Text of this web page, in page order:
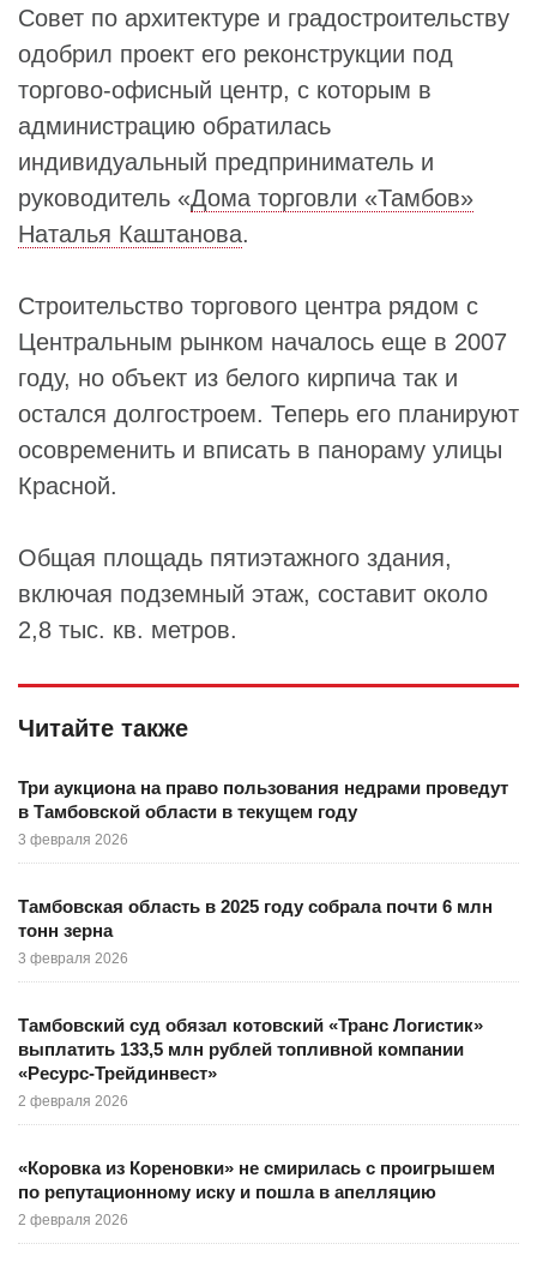
Совет по архитектуре и градостроительству
одобрил проект его реконструкции под
торгово-офисный центр, с которым в
администрацию обратилась
индивидуальный предприниматель и
руководитель «Дома торговли «Тамбов»
Наталья Каштанова.
Строительство торгового центра рядом с
Центральным рынком началось еще в 2007
году, но объект из белого кирпича так и
остался долгостроем. Теперь его планируют
осовременить и вписать в панораму улицы
Красной.
Общая площадь пятиэтажного здания,
включая подземный этаж, составит около
2,8 тыс. кв. метров.
Читайте также
Три аукциона на право пользования недрами проведут
в Тамбовской области в текущем году
3 февраля 2026
Тамбовская область в 2025 году собрала почти 6 млн
тонн зерна
3 февраля 2026
Тамбовский суд обязал котовский «Транс Логистик»
выплатить 133,5 млн рублей топливной компании
«Ресурс-Трейдинвест»
2 февраля 2026
«Коровка из Кореновки» не смирилась с проигрышем
по репутационному иску и пошла в апелляцию
2 февраля 2026